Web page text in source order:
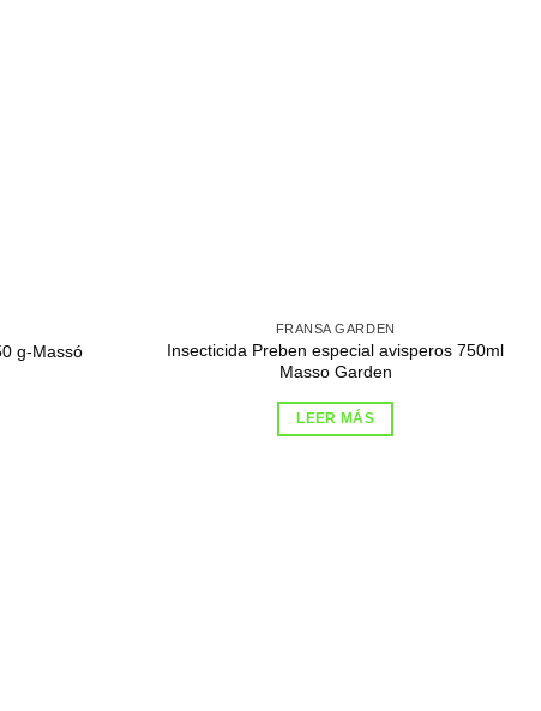
g-Massó
FRANSA GARDEN
Insecticida Preben especial avisperos 750ml
Masso Garden
LEER MÁS